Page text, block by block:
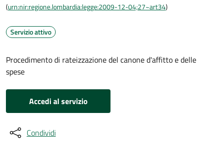
(urn:nir:regione.lombardia:legge:2009-12-04;27~art34)
Servizio attivo
Procedimento di rateizzazione del canone d'affitto e delle
spese
Accedi al servizio
Condividi